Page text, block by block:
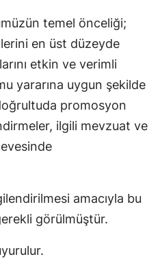
temel önceliği;
en üst düzeyde
etkin ve verimli
yararına uygun şekilde
promosyon
ilgili mevzuat ve
amacıyla bu
görülmüştür.